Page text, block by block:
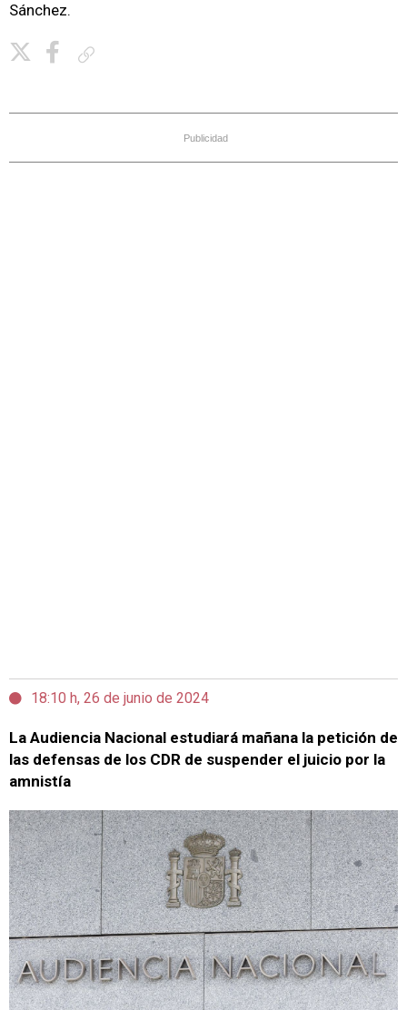
Sánchez.
Publicidad
18:10 h, 26 de junio de 2024
La Audiencia Nacional estudiará mañana la petición de
las defensas de los CDR de suspender el juicio por la
amnistía